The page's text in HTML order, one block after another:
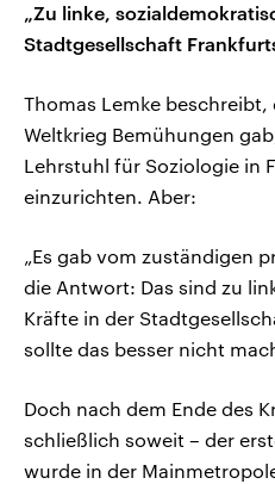
„Zu linke,
Stadtgesellschaft
Thomas Lemke beschreibt,
Weltkrieg Bemühungen
Lehrstuhl für Soziologie in
einzurichten. Aber:
„Es gab vom zuständigen
die Antwort: Das sind zu
Kräfte in der
sollte das besser nicht
Doch nach dem Ende des
schließlich soweit – der
wurde in der